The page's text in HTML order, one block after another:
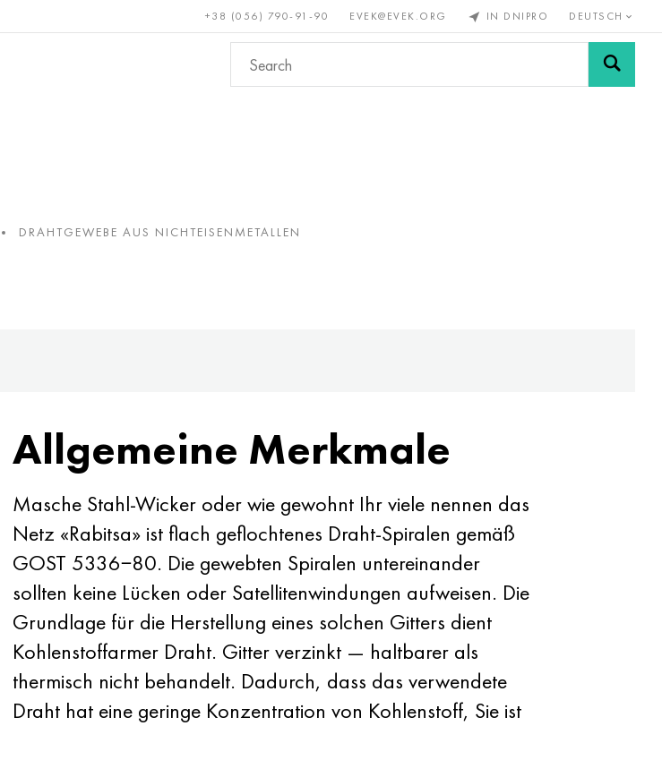
+38 (056) 790-91-90 EVEK@EVEK.ORG IN DNIPRO DEUTSCH
Bronze, Kupfer, Nichteisenmetalle Stahl Drahtgewebe &
DRAHTGEWEBE AUS NICHTEISENMETALLEN
Allgemeine Merkmale
Masche Stahl-Wicker oder wie gewohnt Ihr viele nennen das
Netz «Rabitsa» ist flach geflochtenes Draht-Spiralen gemäß
GOST 5336−80. Die gewebten Spiralen untereinander
sollten keine Lücken oder Satellitenwindungen aufweisen. Die
Grundlage für die Herstellung eines solchen Gitters dient
Kohlenstoffarmer Draht. Gitter verzinkt — haltbarer als
thermisch nicht behandelt. Dadurch, dass das verwendete
Draht hat eine geringe Konzentration von Kohlenstoff, Sie ist